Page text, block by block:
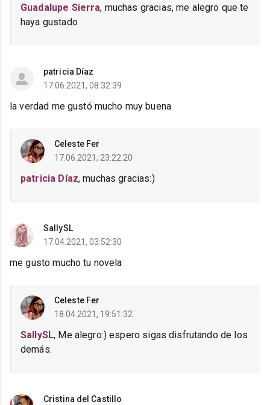
Guadalupe Sierra, muchas gracias, me alegro que te
haya gustado
patricia Díaz
17.06.2021, 08:32:39
la verdad me gustó mucho muy buena
Celeste Fer
17.06.2021, 23:22:20
patricia Díaz, muchas gracias:)
SallySL
17.04.2021, 03:52:30
me gusto mucho tu novela
Celeste Fer
18.04.2021, 19:51:32
SallySL, Me alegro:) espero sigas disfrutando de los
demás.
Cristina del Castillo